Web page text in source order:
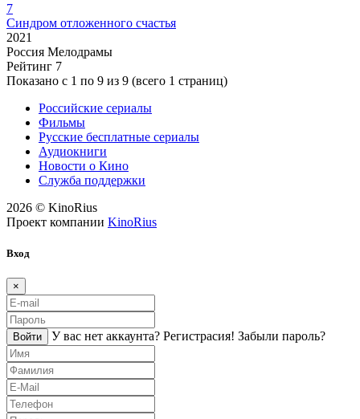
7
Синдром отложенного счастья
2021
Россия Мелодрамы
Рейтинг 7
Показано с 1 по 9 из 9 (всего 1 страниц)
Российские сериалы
Фильмы
Русские бесплатные сериалы
Аудиокниги
Новости о Кино
Служба поддержки
2026 © KinoRius
Проект компании KinoRius
Вход
×
Войти У вас нет аккаунта? Регистраcия! Забыли пароль?